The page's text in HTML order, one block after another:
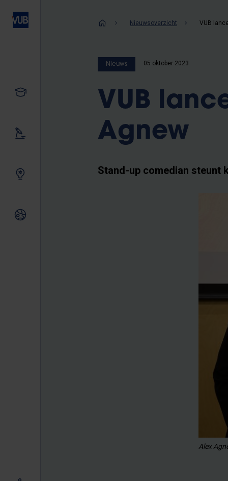
Ons onderzoek
Samen innoveren
Kruimelpad
Nieuwsoverzicht
Nieuws 05 oktober 2023
VUB
Agnew
Stand-up comedian steunt
Alex